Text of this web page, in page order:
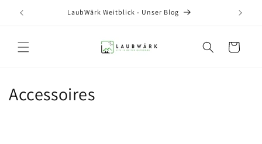
zum
LaubWärk Weitblick - Unser Blog
Warenkorb
K
Accessoires